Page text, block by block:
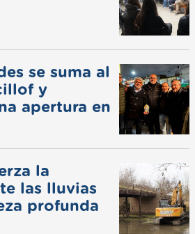
se suma al
y
apertura en
la
las lluvias
profunda